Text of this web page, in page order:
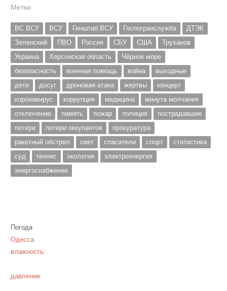
Метки
ВС ВСУ ВСУ Генштаб ВСУ Госпогранслужба
ДТЭК
Зеленский
ПВО Россия СБУ США
Труханов
Украина
Херсонская область
Чёрное море
безопасность
военная помощь война
выходные
дети
досуг дроновая атака жертвы
концерт
коронавирус
коррупция медицина
минута молчания
отключение
память пожар полиция
пострадавшие
потери
потери оккупантов
прокуратура
ракетный обстрел
свет спасатели спорт
статистика
суд
теннис экология
электроэнергия
энергоснабжение
Погода
Одесса
влажность:
давление: